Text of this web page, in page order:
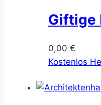
Giftige
0,00 €
Kostenlos